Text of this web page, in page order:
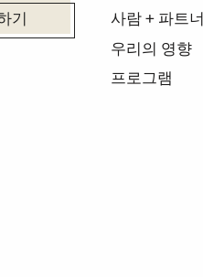
기
사람 + 파트너
우리의 영향
프로그램